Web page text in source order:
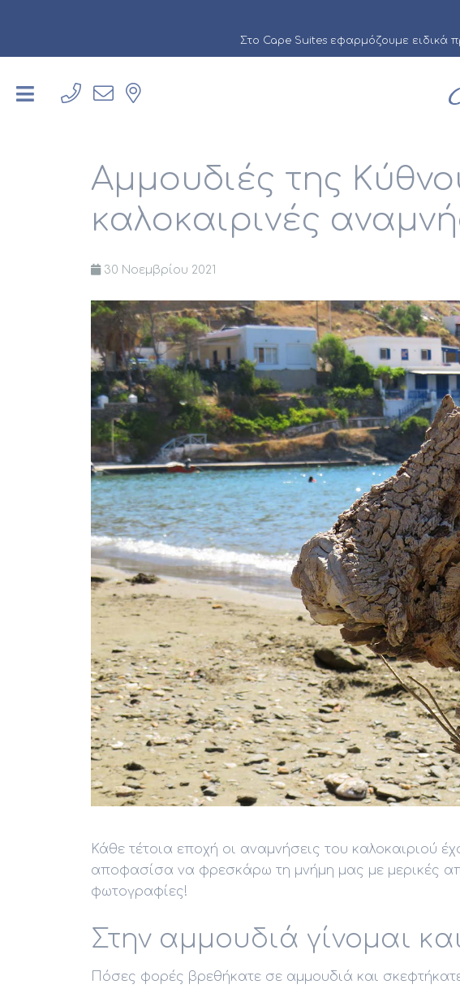
Στο Cape Suites εφαρμόζουμε ειδικά
Αμμουδιές της
καλοκαιρινές
30 Νοεμβρίου 2021
Κάθε τέτοια εποχή οι αναμνήσεις του καλοκαιριού
αποφασίσα να φρεσκάρω τη μνήμη μας με μερικές
φωτογραφίες!
Στην αμμουδιά γίνομαι
Πόσες φορές βρεθήκατε σε αμμουδιά και